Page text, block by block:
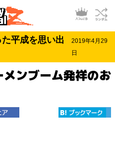
平成を思い出
2019年4月29
日
ンブーム発祥のお